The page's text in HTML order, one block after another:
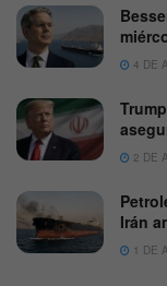
4 DE
2 DE
Irán
1 DE